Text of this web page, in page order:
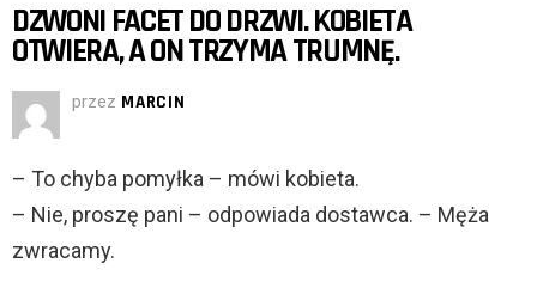
DZWONI FACET DO DRZWI. KOBIETA
OTWIERA, A ON TRZYMA TRUMNĘ.
przez MARCIN
– To chyba pomyłka – mówi kobieta.
– Nie, proszę pani – odpowiada dostawca. – Męża
zwracamy.